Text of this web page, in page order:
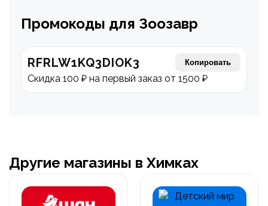
Промокоды для Зоозавр
RFRLW1KQ3DIOK3 Копировать
Скидка 100 ₽ на первый заказ от 1500 ₽
Другие магазины в Химках